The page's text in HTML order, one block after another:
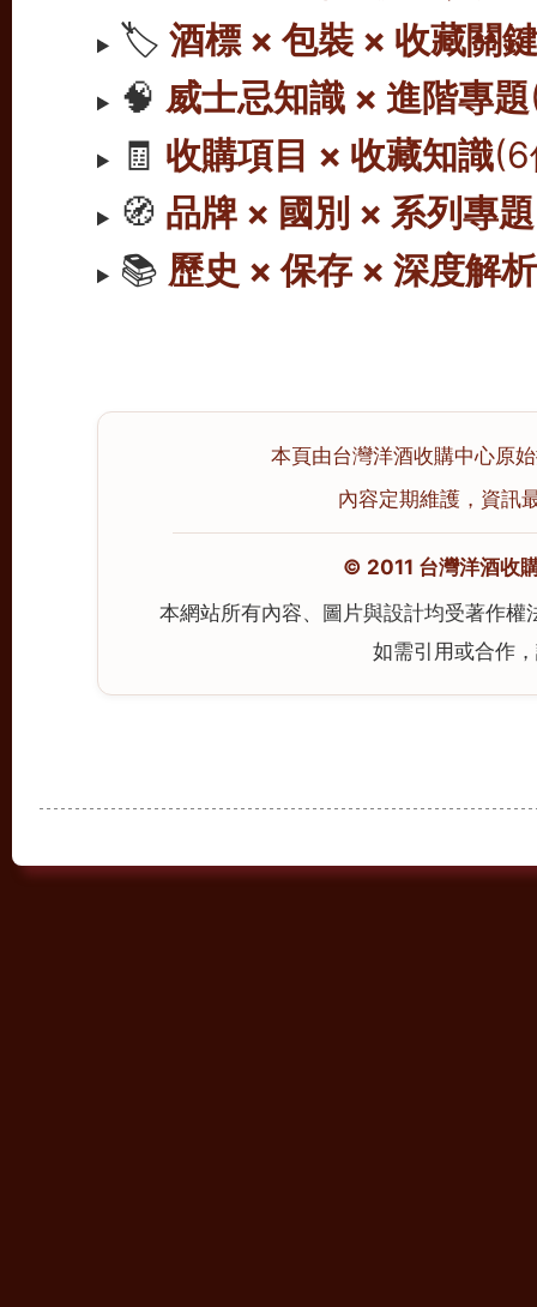
🏷️酒標 × 包裝 × 收藏關
🧠 威士忌知識 × 進階專題
🧾 收購項目 × 收藏知識
🧭 品牌 × 國別 × 系列專題
📚 歷史 × 保存 × 深度解析
本頁由台灣洋酒收購中心原
內容定期維護，資訊
© 2011 台灣洋酒收
本網站所有內容、圖片與設計均受著作
如需引用或合作